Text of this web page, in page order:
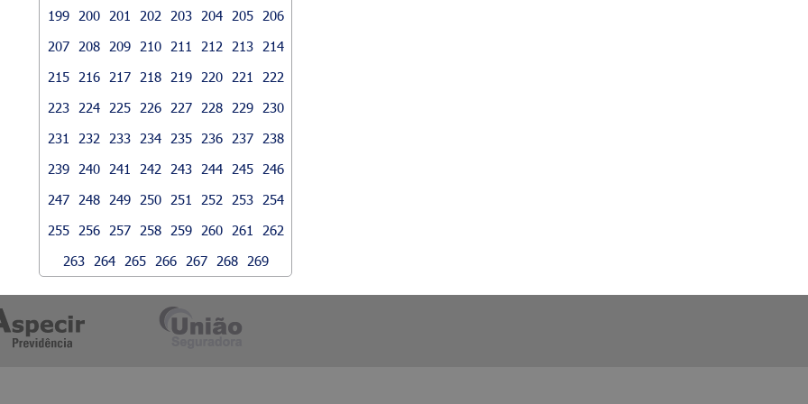
199
200 201 202 203 204 205
206
207
208 209 210 211 212 213
214
215
216 217 218 219 220 221
222
223
224 225 226 227 228 229
230
231
232 233 234 235 236 237
238
239
240 241 242 243 244 245
246
247
248 249 250 251 252 253
254
255
256 257 258 259 260 261
262
263
264 265 266 267 268 269